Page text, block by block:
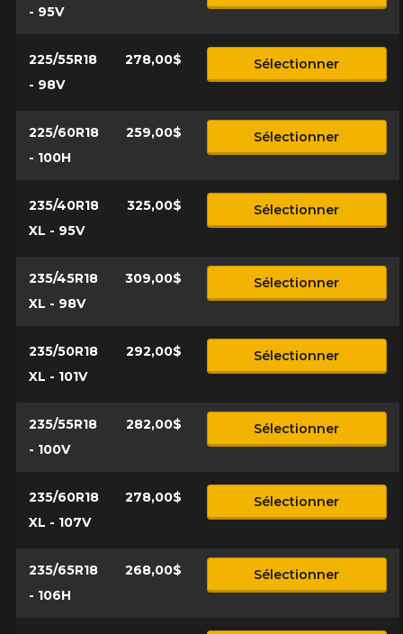
- 95V
225/55R18
- 98V
278,00$ Sélectionner
225/60R18
- 100H
259,00$ Sélectionner
235/40R18
XL - 95V
325,00$ Sélectionner
235/45R18
XL - 98V
309,00$ Sélectionner
235/50R18
XL - 101V
292,00$ Sélectionner
235/55R18
- 100V
282,00$ Sélectionner
235/60R18
XL - 107V
278,00$ Sélectionner
235/65R18
- 106H
268,00$ Sélectionner